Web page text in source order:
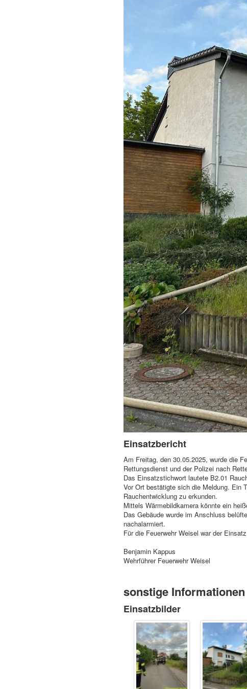
Einsatzbericht
Am Freitag, den 30.05.2025, wurde die
Rettungsdienst und der Polizei nach
Das Einsatzstichwort lautete B2.01
Vor Ort bestätigte sich die Meldung. Ein
Rauchentwicklung zu erkunden.
Mittels Wärmebildkamera könnte ein
Das Gebäude wurde im Anschluss
nachalarmiert.
Für die Feuerwehr Weisel war der
Benjamin Kappus
Wehrführer Feuerwehr Weisel
sonstige Informationen
Einsatzbilder